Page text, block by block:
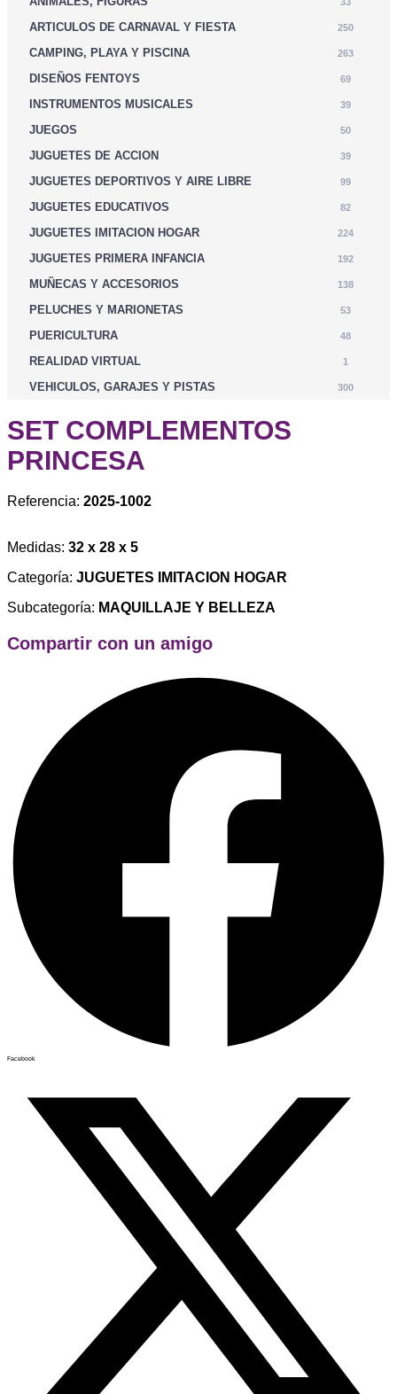
ARTICULOS DE CARNAVAL Y FIESTA 250
CAMPING, PLAYA Y PISCINA 263
DISEÑOS FENTOYS 69
INSTRUMENTOS MUSICALES 39
JUEGOS 50
JUGUETES DE ACCION 39
JUGUETES DEPORTIVOS Y AIRE LIBRE 99
JUGUETES EDUCATIVOS 82
JUGUETES IMITACION HOGAR 224
JUGUETES PRIMERA INFANCIA 192
MUÑECAS Y ACCESORIOS 138
PELUCHES Y MARIONETAS 53
PUERICULTURA 48
REALIDAD VIRTUAL 1
VEHICULOS, GARAJES Y PISTAS 300
SET COMPLEMENTOS
PRINCESA
Referencia: 2025-1002
Medidas: 32 x 28 x 5
Categoría: JUGUETES IMITACION HOGAR
Subcategoría: MAQUILLAJE Y BELLEZA
Compartir con un amigo
Facebook